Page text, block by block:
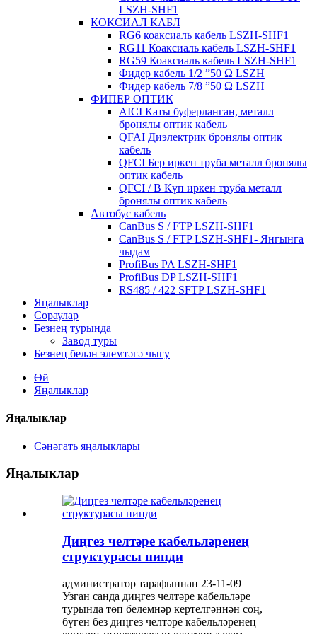
LSZH-SHF1
КОКСИАЛ КАБЛ
RG6 коаксиаль кабель LSZH-SHF1
RG11 Коаксиаль кабель LSZH-SHF1
RG59 Коаксиаль кабель LSZH-SHF1
Фидер кабель 1/2 ”50 Ω LSZH
Фидер кабель 7/8 ”50 Ω LSZH
ФИПЕР ОПТИК
AICI Каты буферланган, металл
бронялы оптик кабель
QFAI Диэлектрик бронялы оптик
кабель
QFCI Бер иркен труба металл бронялы
оптик кабель
QFCI / B Күп иркен труба металл
бронялы оптик кабель
Автобус кабель
CanBus S / FTP LSZH-SHF1
CanBus S / FTP LSZH-SHF1- Янгынга
чыдам
ProfiBus PA LSZH-SHF1
ProfiBus DP LSZH-SHF1
RS485 / 422 SFTP LSZH-SHF1
Яңалыклар
Сораулар
Безнең турында
Завод туры
Безнең белән элемтәгә чыгу
Өй
Яңалыклар
Яңалыклар
Сәнәгать яңалыклары
Яңалыклар
Диңгез челтәре кабельләренең
структурасы нинди
администратор тарафыннан 23-11-09
Узган санда диңгез челтәре кабельләре
турында төп белемнәр кертелгәннән соң,
бүген без диңгез челтәре кабельләренең